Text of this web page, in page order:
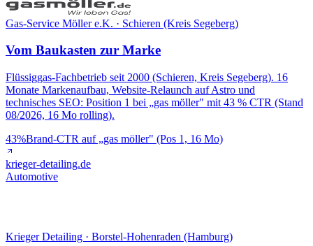
Gas-Service Möller e.K. · Schieren (Kreis Segeberg)
Vom Baukasten zur Marke
Flüssiggas-Fachbetrieb seit 2000 (Schieren, Kreis Segeberg). 16
Monate Markenaufbau, Website-Relaunch auf Astro und
technisches SEO: Position 1 bei „gas möller" mit 43 % CTR (Stand
08/2026, 16 Mo rolling).
43%Brand-CTR auf „gas möller" (Pos 1, 16 Mo)
krieger-detailing.de
Automotive
Krieger Detailing · Borstel-Hohenraden (Hamburg)